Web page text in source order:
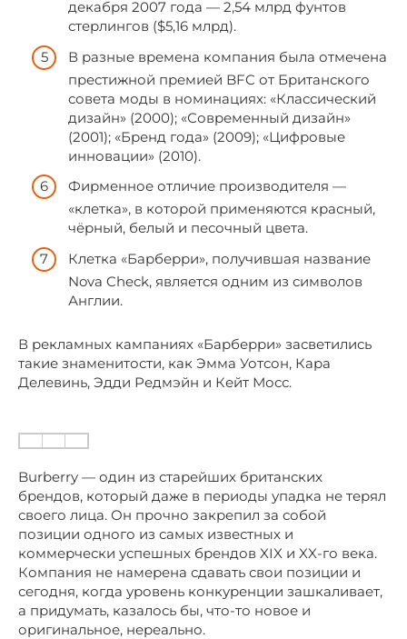
декабря 2007 года — 2,54 млрд фунтов
стерлингов ($5,16 млрд).
В разные времена компания была отмечена
престижной премией BFC от Британского
совета моды в номинациях: «Классический
дизайн» (2000); «Современный дизайн»
(2001); «Бренд года» (2009); «Цифровые
инновации» (2010).
Фирменное отличие производителя —
«клетка», в которой применяются красный,
чёрный, белый и песочный цвета.
Клетка «Барберри», получившая название
Nova Check, является одним из символов
Англии.
В рекламных кампаниях «Барберри» засветились
такие знаменитости, как Эмма Уотсон, Кара
Делевинь, Эдди Редмэйн и Кейт Мосс.
Burberry — один из старейших британских
брендов, который даже в периоды упадка не терял
своего лица. Он прочно закрепил за собой
позиции одного из самых известных и
коммерчески успешных брендов XIX и XX-го века.
Компания не намерена сдавать свои позиции и
сегодня, когда уровень конкуренции зашкаливает,
а придумать, казалось бы, что-то новое и
оригинальное, нереально.